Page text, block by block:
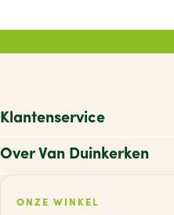
Klantenservice
Over Van Duinkerken
ONZE WINKEL